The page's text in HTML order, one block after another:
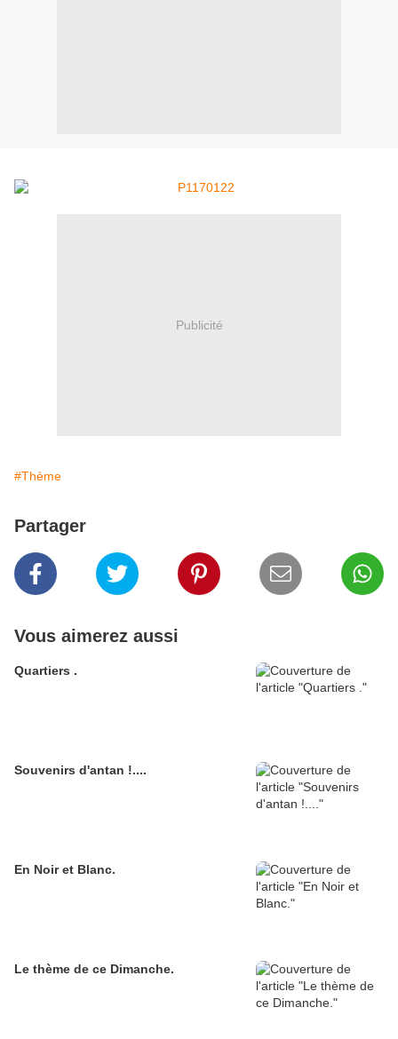
Publicité
#Thème
Partager
Vous aimerez aussi
Quartiers .
Souvenirs d'antan !....
En Noir et Blanc.
Le thème de ce Dimanche.